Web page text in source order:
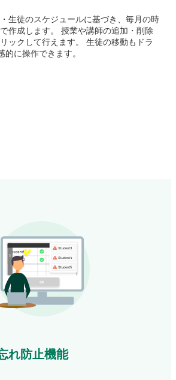
生徒のスケジュールに基づき、毎月の時
作成します。 授業や講師の追加・削除
ックして行えます。 生徒の移動もドラ
的に操作できます。
れ防止機能